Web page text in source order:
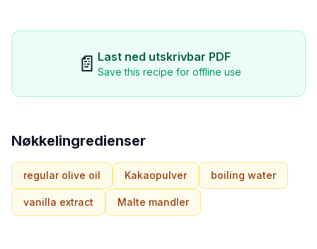
📄 Last ned utskrivbar PDF
Save this recipe for offline use
Nøkkelingredienser
regular olive oil Kakaopulver boiling water
vanilla extract Malte mandler